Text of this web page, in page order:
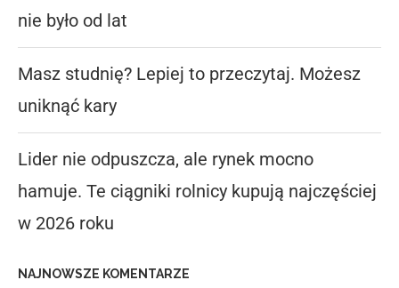
nie było od lat
Masz studnię? Lepiej to przeczytaj. Możesz
uniknąć kary
Lider nie odpuszcza, ale rynek mocno
hamuje. Te ciągniki rolnicy kupują najczęściej
w 2026 roku
NAJNOWSZE KOMENTARZE